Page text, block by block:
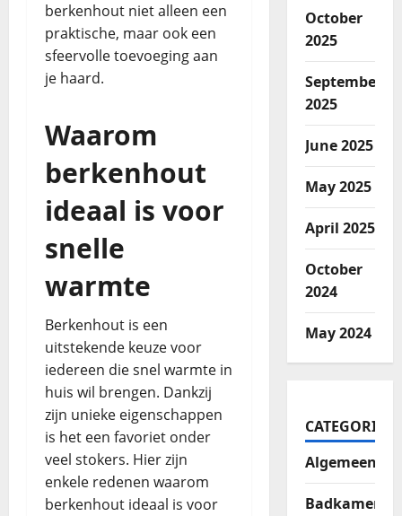
berkenhout niet alleen een
praktische, maar ook een
sfeervolle toevoeging aan
je haard.
Waarom
berkenhout
ideaal is voor
snelle
warmte
Berkenhout is een
uitstekende keuze voor
iedereen die snel warmte in
huis wil brengen. Dankzij
zijn unieke eigenschappen
is het een favoriet onder
veel stokers. Hier zijn
enkele redenen waarom
berkenhout ideaal is voor
October
2025
September
2025
June 2025
May 2025
April 2025
October
2024
May 2024
CATEGORIES
Algemeen
Badkamer